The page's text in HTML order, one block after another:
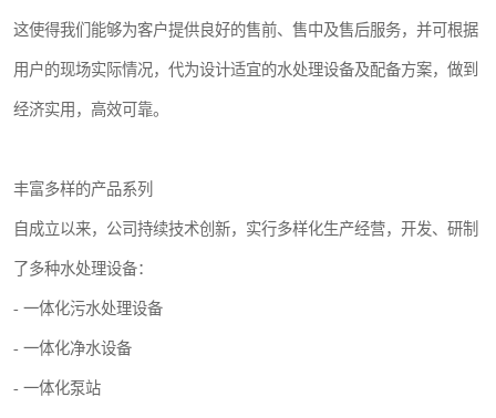
这使得我们能够为客户提供良好的售前、售中及售后服务，并可根据
用户的现场实际情况，代为设计适宜的水处理设备及配备方案，做到
经济实用，高效可靠。
丰富多样的产品系列
自成立以来，公司持续技术创新，实行多样化生产经营，开发、研制
了多种水处理设备：
- 一体化污水处理设备
- 一体化净水设备
- 一体化泵站